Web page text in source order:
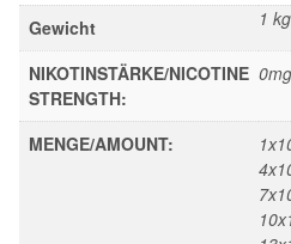
Gewicht 1 kg
NIKOTINSTÄRKE/NICOTINE
STRENGTH:
MENGE/AMOUNT: